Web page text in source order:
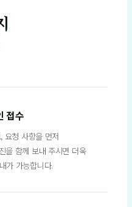
접수
요청 사항을 먼저
을 함께 보내 주시면 더욱
가 가능합니다.